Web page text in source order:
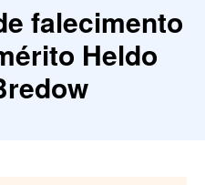
falecimento
Heldo